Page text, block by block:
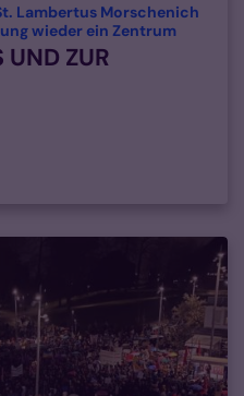
Lambertus Morschenich
wieder ein Zentrum:
UND ZUR